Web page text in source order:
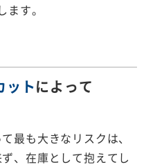
す。
ットによって
最も大きなリスクは、
、在庫として抱えてし